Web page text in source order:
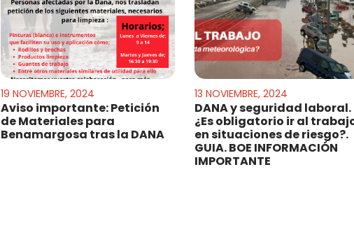
19 NOVIEMBRE, 2024
Aviso importante: Petición
de Materiales para
Benamargosa tras la DANA
13 NOVIEMBRE, 2024
DANA y seguridad laboral.
¿Es obligatorio ir al
en situaciones de riesgo?.
GUIA. BOE INFORMACIÓN
IMPORTANTE